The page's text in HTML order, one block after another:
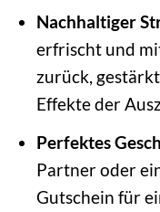
Nachhaltiger
erfrischt und
zurück,
Effekte der
Perfektes
Partner oder
Gutschein für